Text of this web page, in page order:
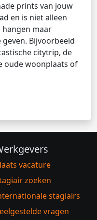
prints van jouw
en is niet alleen
hangen maar
Bijvoorbeeld
citytrip, de
oude woonplaats of
vacature
zoeken
stagiairs
vragen